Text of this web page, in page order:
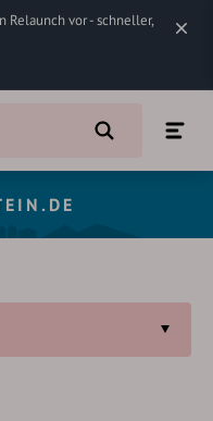
Relaunch vor - schneller,